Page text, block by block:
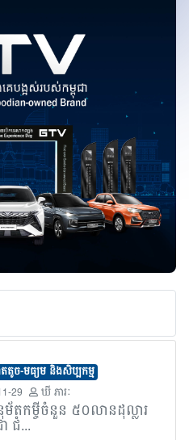
ាតតូច-មធ្យម និងសិប្បកម្ម
29
ឃី ភារៈ
តកម្ចីចំនួន ៥០លានដុល្លារ
ជំ...